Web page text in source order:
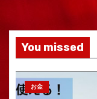
You missed
お金